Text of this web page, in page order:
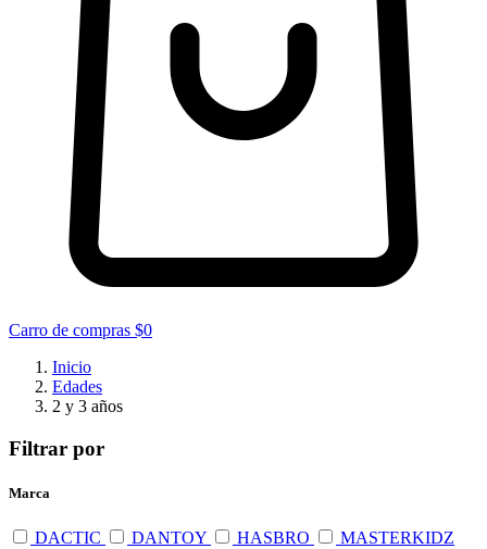
Carro de compras $0
Inicio
Edades
2 y 3 años
Filtrar por
Marca
DACTIC DANTOY HASBRO
MASTERKIDZ